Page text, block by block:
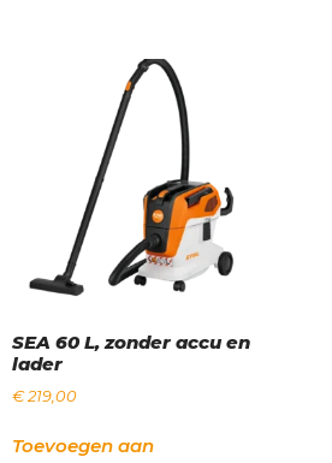
SEA 60 L, zonder accu en
lader
€219,00
Toevoegen aan